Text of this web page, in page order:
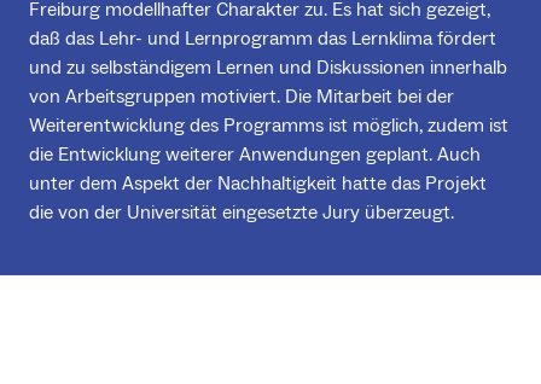
Freiburg modellhafter Charakter zu. Es hat sich gezeigt,
daß das Lehr- und Lernprogramm das Lernklima fördert
und zu selbständigem Lernen und Diskussionen innerhalb
von Arbeitsgruppen motiviert. Die Mitarbeit bei der
Weiterentwicklung des Programms ist möglich, zudem ist
die Entwicklung weiterer Anwendungen geplant. Auch
unter dem Aspekt der Nachhaltigkeit hatte das Projekt
die von der Universität eingesetzte Jury überzeugt.